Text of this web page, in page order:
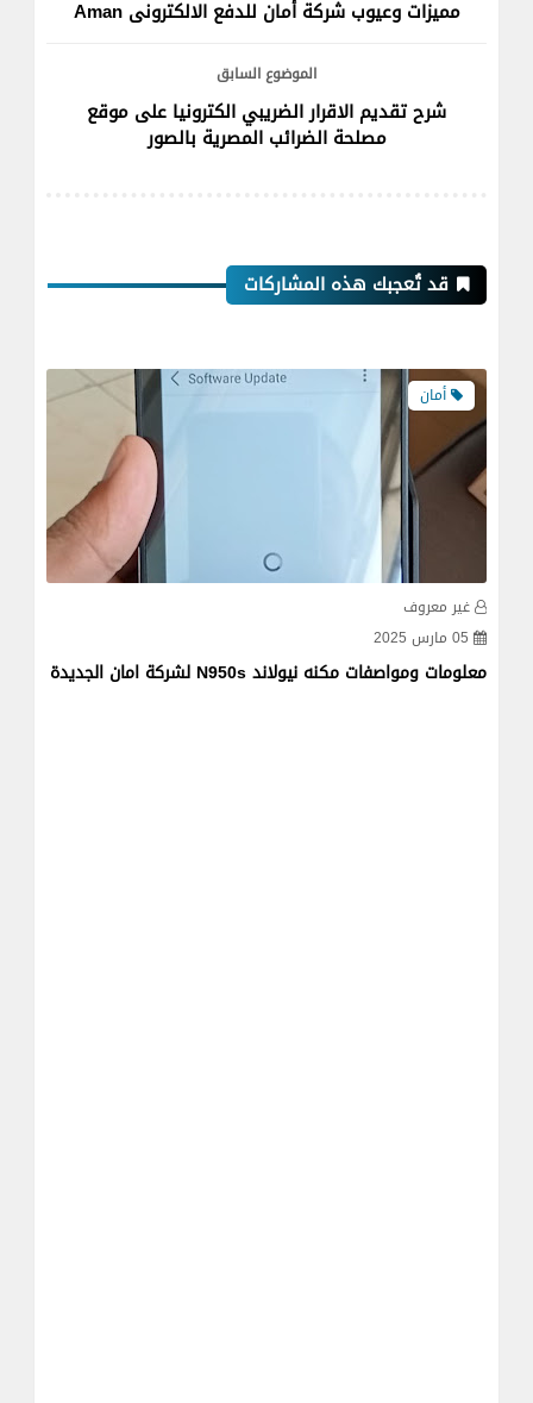
مميزات وعيوب شركة أمان للدفع الالكترونى Aman
الموضوع السابق
شرح تقديم الاقرار الضريبي الكترونيا على موقع
مصلحة الضرائب المصرية بالصور
قد تُعجبك هذه المشاركات
أمان
غير معروف
05 مارس 2025
معلومات ومواصفات مكنه نيولاند N950s لشركة امان الجديدة